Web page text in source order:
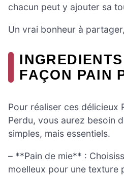
chacun peut y ajouter sa
Un vrai bonheur à
FAÇON PAIN
Pour réaliser ces délicieux
Perdu, vous aurez besoin
simples, mais essentiels.
– **Pain de mie** :
moelleux pour une texture